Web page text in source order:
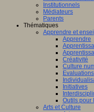
Institutionnels
Médiateurs
Parents
Thématiques
Apprendre et
Apprendre
Créativité
Culture
Evaluations
Initiatives
Outils pour
Arts et Culture